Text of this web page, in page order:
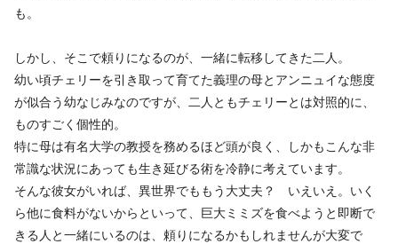
も。
しかし、そこで頼りになるのが、一緒に転移してきた二人。
幼い頃チェリーを引き取って育てた義理の母とアンニュイな態度
が似合う幼なじみなのですが、二人ともチェリーとは対照的に、
ものすごく個性的。
特に母は有名大学の教授を務めるほど頭が良く、しかもこんな非
常識な状況にあっても生き延びる術を冷静に考えています。
そんな彼女がいれば、異世界でももう大丈夫？ いえいえ。いく
ら他に食料がないからといって、巨大ミミズを食べようと即断で
きる人と一緒にいるのは、頼りになるかもしれませんが大変で